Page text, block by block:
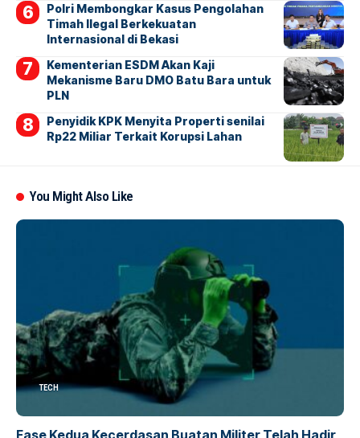
Polri Membongkar Kasus Pengolahan
Timah Ilegal Berkekuatan
Internasional di Bekasi
Kementerian ESDM Akan Kaji
Mekanisme Baru DMO Batu Bara untuk
PLN
Penyidik KPK Menyita Properti senilai
Rp22 Miliar Terkait Korupsi Lahan
You Might Also Like
TECH
Fase Kedua Kecerdasan Buatan Militer Telah Hadir